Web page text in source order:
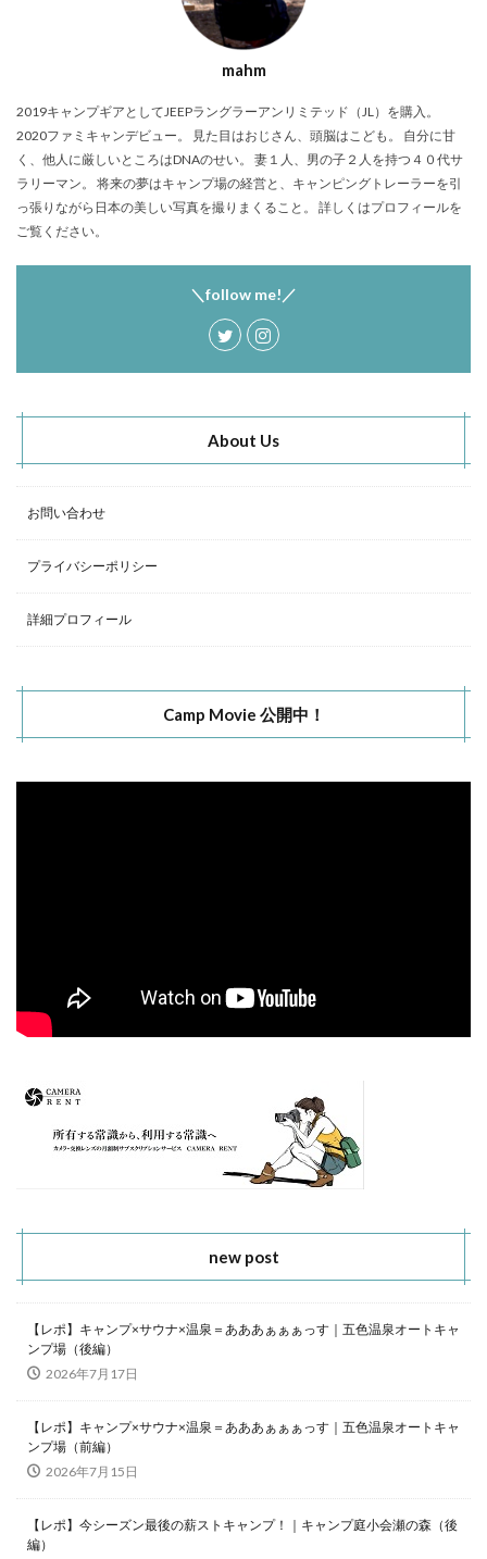
mahm
2019キャンプギアとしてJEEPラングラーアンリミテッド（JL）を購入。
2020ファミキャンデビュー。 見た目はおじさん、頭脳はこども。 自分に甘
く、他人に厳しいところはDNAのせい。 妻１人、男の子２人を持つ４０代サ
ラリーマン。 将来の夢はキャンプ場の経営と、キャンピングトレーラーを引
っ張りながら日本の美しい写真を撮りまくること。 詳しくはプロフィールを
ご覧ください。
＼follow me!／
About Us
お問い合わせ
プライバシーポリシー
詳細プロフィール
Camp Movie 公開中！
new post
【レポ】キャンプ×サウナ×温泉＝あああぁぁぁっす｜五色温泉オートキャ
ンプ場（後編）
2026年7月17日
【レポ】キャンプ×サウナ×温泉＝あああぁぁぁっす｜五色温泉オートキャ
ンプ場（前編）
2026年7月15日
【レポ】今シーズン最後の薪ストキャンプ！｜キャンプ庭小会瀬の森（後
編）